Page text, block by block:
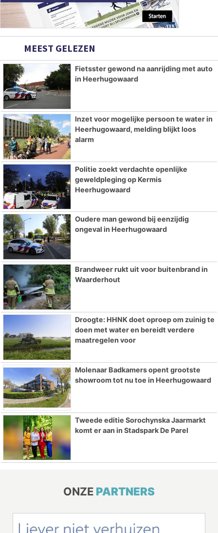
MEEST GELEZEN
Fietsster gewond na aanrijding met auto
in Heerhugowaard
Inzet voor mogelijke persoon te water in
Heerhugowaard, melding blijkt loos
alarm
Politie zoekt verdachte openlijke
geweldpleging op Kermis
Heerhugowaard
Oudere man gewond bij eenzijdig
ongeval in Heerhugowaard
Brandweer rukt uit voor buitenbrand in
Waarderhout
Droogte: HHNK doet oproep om zuinig te
doen met water en bereidt verdere
maatregelen voor
Molenaar Badkamers opent grootste
showroom tot nu toe in Heerhugowaard
Tweede editie Sorochynska Jaarmarkt
komt er aan in Stadspark De Parel
ONZE PARTNERS